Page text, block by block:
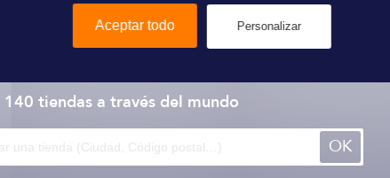
140 tiendasa través del mundo
OK
Aceptar todo Personalizar